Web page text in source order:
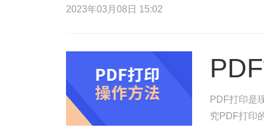
2023年03月08日 15:02
PDF打印是
究PDF打印